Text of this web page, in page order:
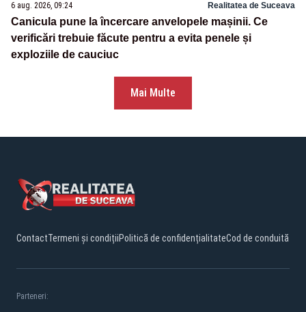
6 aug. 2026, 09:24 Realitatea de Suceava
Canicula pune la încercare anvelopele mașinii. Ce
verificări trebuie făcute pentru a evita penele și
exploziile de cauciuc
Mai Multe
ContactTermeni și condițiiPolitică de confidențialitateCod de conduită
Parteneri: